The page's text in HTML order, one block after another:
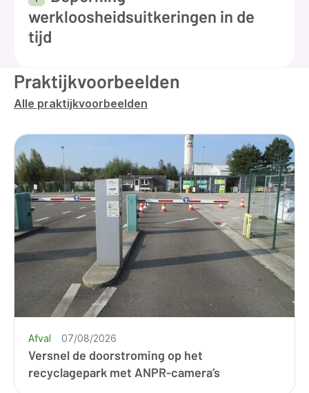
werkloosheidsuitkeringen in de
tijd
Praktijkvoorbeelden
Alle praktijkvoorbeelden
Versnel de doorstroming op het
recyclagepark met ANPR-camera’s
Afval 07/08/2026